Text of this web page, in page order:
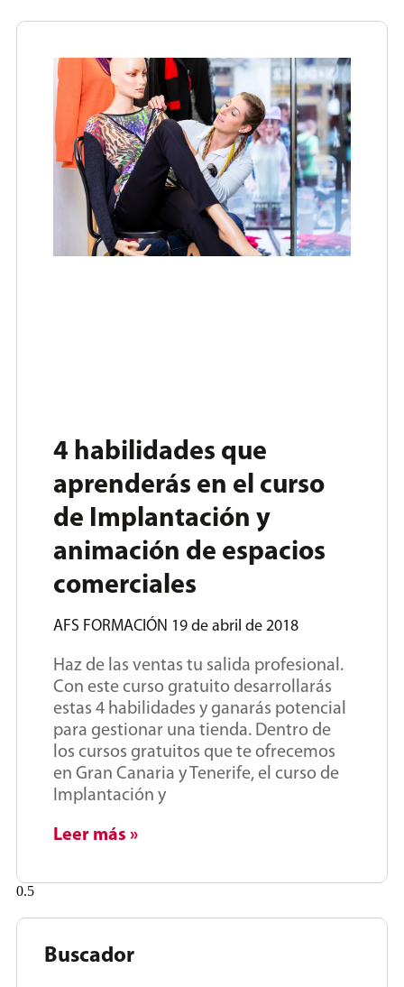
4 habilidades que
aprenderás en el curso
de Implantación y
animación de espacios
comerciales
AFS FORMACIÓN 19 de abril de 2018
Haz de las ventas tu salida profesional.
Con este curso gratuito desarrollarás
estas 4 habilidades y ganarás potencial
para gestionar una tienda. Dentro de
los cursos gratuitos que te ofrecemos
en Gran Canaria y Tenerife, el curso de
Implantación y
Leer más »
Buscador